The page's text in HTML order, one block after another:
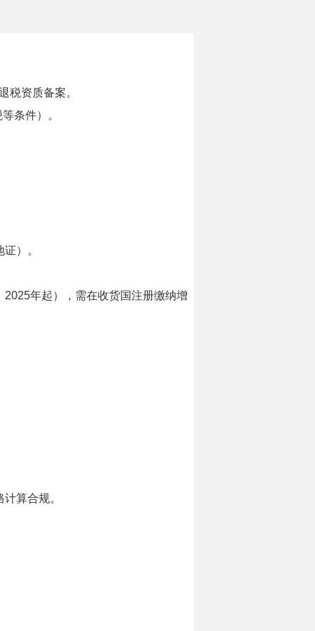
税资质备案。
条件）。
）。
年起），需在收货国注册缴纳增
算合规。